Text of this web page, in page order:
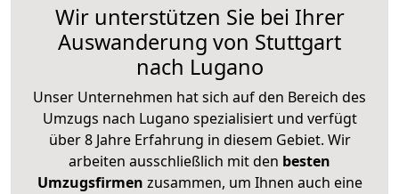
Wir unterstützen Sie bei Ihrer
Auswanderung von Stuttgart
nach Lugano
Unser Unternehmen hat sich auf den Bereich des
Umzugs nach Lugano spezialisiert und verfügt
über 8 Jahre Erfahrung in diesem Gebiet. Wir
arbeiten ausschließlich mit den besten
Umzugsfirmen zusammen, um Ihnen auch eine